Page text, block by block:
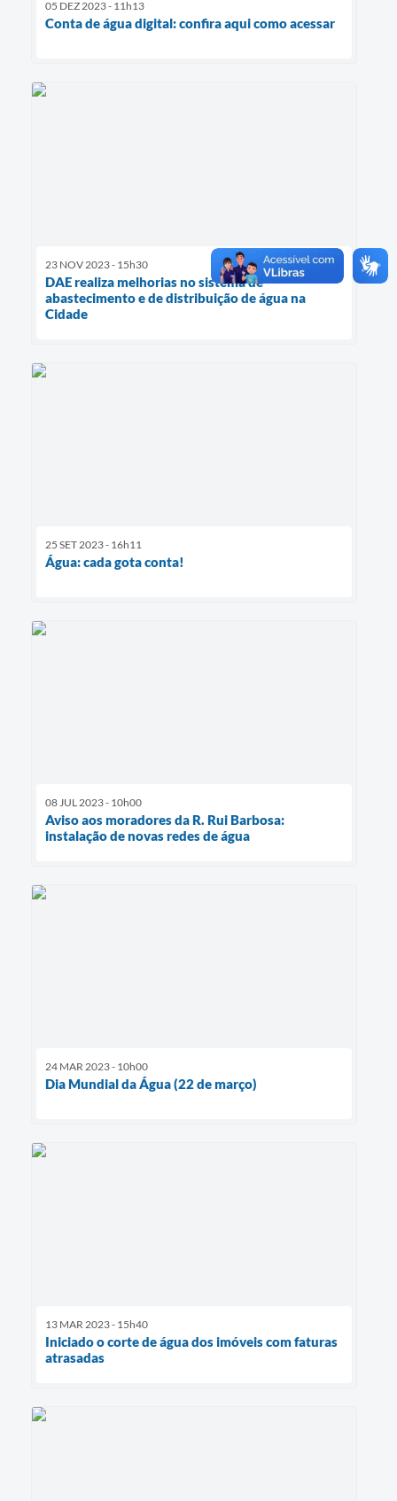
05 DEZ 2023 - 11h13
Conta de água digital: confira aqui como acessar
23 NOV 2023 - 15h30
DAE realiza melhorias no sistema de
abastecimento e de distribuição de água na
Cidade
25 SET 2023 - 16h11
Água: cada gota conta!
08 JUL 2023 - 10h00
Aviso aos moradores da R. Rui Barbosa:
instalação de novas redes de água
24 MAR 2023 - 10h00
Dia Mundial da Água (22 de março)
13 MAR 2023 - 15h40
Iniciado o corte de água dos imóveis com faturas
atrasadas